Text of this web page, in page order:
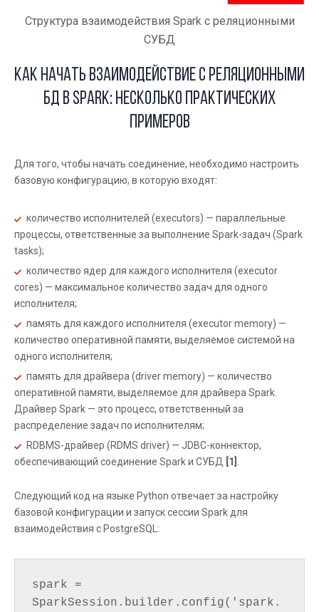
Структура взаимодействия Spark с реляционными
СУБД
Как начать взаимодействие с реляционными
БД в Spark: несколько практических
примеров
Для того, чтобы начать соединение, необходимо настроить
базовую конфигурацию, в которую входят:
количество исполнителей (executors) — параллельные
процессы, ответственные за выполнение Spark-задач (Spark
tasks);
количество ядер для каждого исполнителя (executor
cores) — максимальное количество задач для одного
исполнителя;
память для каждого исполнителя (executor memory) —
количество оперативной памяти, выделяемое системой на
одного исполнителя;
память для драйвера (driver memory) — количество
оперативной памяти, выделяемое для драйвера Spark.
Драйвер Spark — это процесс, ответственный за
распределение задач по исполнителям;
RDBMS-драйвер (RDMS driver) — JDBC-коннектор,
обеспечивающий соединение Spark и СУБД [1] .
Следующий код на языке Python отвечает за настройку
базовой конфигурации и запуск сессии Spark для
взаимодействия с PostgreSQL:
spark =
SparkSession.builder.config('spark.